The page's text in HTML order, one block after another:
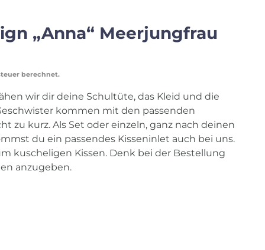
„Anna“ Meerjungfrau
berechnet.
wir dir deine Schultüte, das Kleid und die
kommen mit den passenden
zu kurz. Als Set oder einzeln, ganz nach deinen
du ein passendes Kisseninlet auch bei uns.
kuscheligen Kissen. Denk bei der Bestellung
anzugeben.